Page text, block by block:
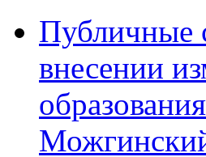
Публичные
внесении